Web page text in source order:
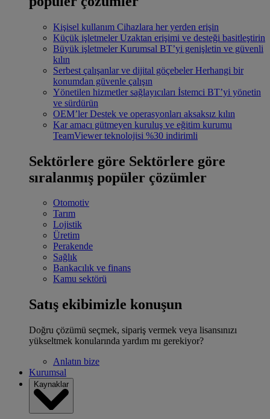
Kişisel kullanım Cihazlara her yerden erişin
Küçük işletmeler Uzaktan erişimi ve desteği basitleştirin
Büyük işletmeler Kurumsal BT’yi genişletin ve güvenli
kılın
Serbest çalışanlar ve dijital göçebeler Herhangi bir
konumdan güvenle çalışın
Yönetilen hizmetler sağlayıcıları İstemci BT’yi yönetin
ve sürdürün
OEM’ler Destek ve operasyonları aksaksız kılın
Kar amacı gütmeyen kuruluş ve eğitim kurumu
TeamViewer teknolojisi %30 indirimli
Sektörlere göre Sektörlere göre
sıralanmış popüler çözümler
Otomotiv
Tarım
Lojistik
Üretim
Perakende
Sağlık
Bankacılık ve finans
Kamu sektörü
Satış ekibimizle konuşun
Doğru çözümü seçmek, sipariş vermek veya lisansınızı
yükseltmek konularında yardım mı gerekiyor?
Anlatın bize
Kurumsal
Kaynaklar